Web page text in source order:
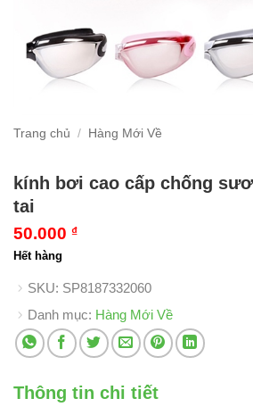
Trang chủ / Hàng Mới Về
kính bơi cao cấp chống
tai
50.000 ₫
Hết hàng
SKU: SP8187332060
Danh mục: Hàng Mới Về
Thông tin chi tiết